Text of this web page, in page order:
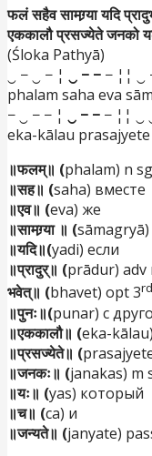
फलं सहैव सामग्र्या यदि
एककालौ प्रसज्येते जनको
(Śloka Pathyā)
‿ − ‿ − ¦ ‿ − − − ¦¦ ‿
phalam saha eva
− ‿ − − ¦ ‿ − − − ¦¦ ‿
eka-kālau
॥फलम्॥ (phalam) n
॥सह॥ (saha) вместе
॥एव॥ (eva) же
॥सामग्र्या ॥ (
॥यदि॥(yadi) если
॥प्रादुर्॥ (prādur) adv
भवेत्॥ (bhavet) opt 3rd
॥पुनः॥(punar) с
॥एककालौ॥ (eka-
॥प्रसज्येते॥ (
॥जनकः॥ (janakas) m
॥यः॥ (yas) который
॥च॥ (ca) и
॥जन्यते॥ (janyate)